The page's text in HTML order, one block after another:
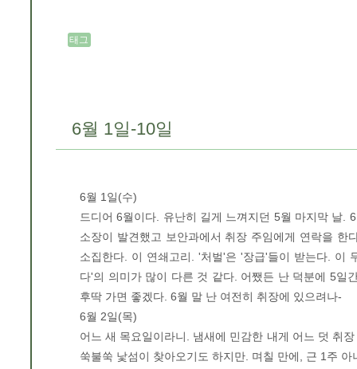
태그
6월 1일-10일
6월 1일(수)
드디어 6월이다. 유난히 길게 느껴지던 5월 마지막 날.
소장이 발견했고 보안과에서 취장 주임에게 연락을
소집한다. 이 연쇄고리. '처벌'은 '장급'들이 받는다. 이
다'의 의미가 많이 다른 것 같다. 어쨌든 난 덕분에 5일
후딱 가면 좋겠다. 6월 말 난 여전히 취장에 있으려나-
6월 2일(목)
어느 새 목요일이라니. 냄새에 민감한 내게 어느 덧 취
쑥불쑥 낯섬이 찾아오기도 하지만. 며칠 만에, 근 1주